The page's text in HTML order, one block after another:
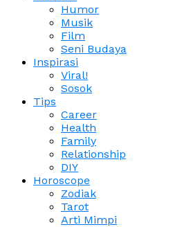
Humor
Musik
Film
Seni Budaya
Inspirasi
Viral!
Sosok
Tips
Career
Health
Family
Relationship
DIY
Horoscope
Zodiak
Tarot
Arti Mimpi